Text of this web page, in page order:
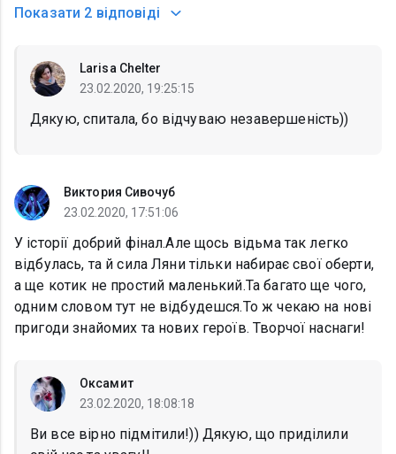
Показати 2 відповіді
Larisa Chelter
23.02.2020, 19:25:15
Дякую, спитала, бо відчуваю незавершеність))
Виктория Сивочуб
23.02.2020, 17:51:06
У історії добрий фінал.Але щось відьма так легко
відбулась, та й сила Ляни тільки набирає свої оберти,
а ще котик не простий маленький.Та багато ще чого,
одним словом тут не відбудешся.То ж чекаю на нові
пригоди знайомих та нових героїв. Творчої наснаги!
Оксамит
23.02.2020, 18:08:18
Ви все вірно підмітили!)) Дякую, що приділили